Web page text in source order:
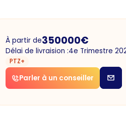
À partir de350000€
Délai de livraision :4e Trimestre
PTZ+
Parler à un conseiller